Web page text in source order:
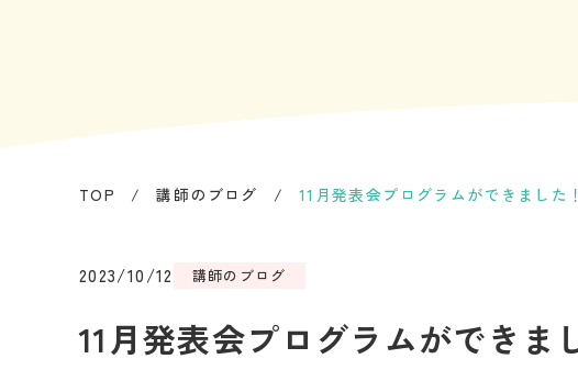
TOP / 講師のブログ / 11月発表会プログラムができました！
2023/10/12 講師のブログ
11月発表会プログラムができま